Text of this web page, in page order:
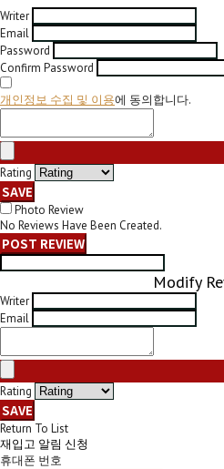
Writer
Email
Password
Confirm Password
개인정보 수집 및 이용에 동의합니다.
Rating
SAVE
Photo Review
No Reviews Have Been Created.
POST REVIEW
Modify
Writer
Email
Rating
SAVE
Return To List
재입고 알림 신청
휴대폰 번호